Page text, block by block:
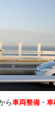
ら車両整備 ・ 車